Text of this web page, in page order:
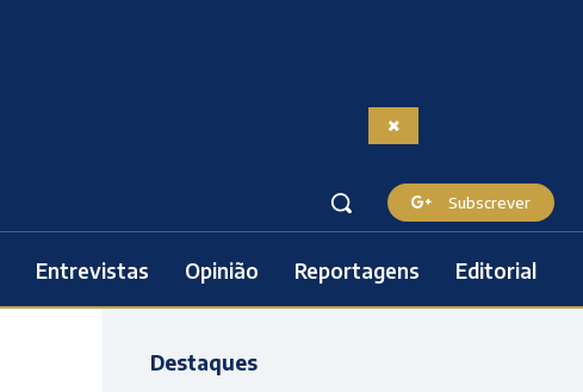
Subscrever
Entrevistas Opinião Reportagens Editorial
Destaques